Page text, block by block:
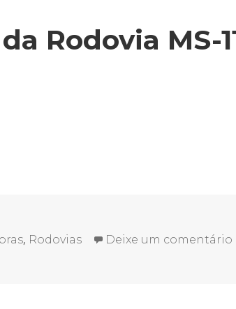
Rodovia MS-
, Rodovias Deixe um comentário